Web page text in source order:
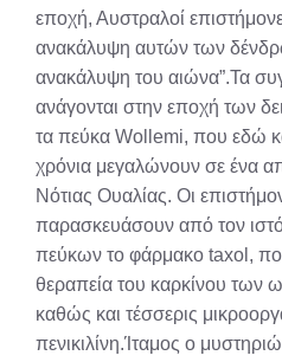
εποχή, Αυστραλοί
ανακάλυψη αυτών των
ανακάλυψη του αιώνα”.Τα
ανάγονται στην εποχή των
τα πεύκα Wollemi, που εδώ
χρόνια μεγαλώνουν σε ένα
Νότιας Ουαλίας. Οι
παρασκευάσουν από τον
πεύκων το φάρμακο taxol, που
θεραπεία του καρκίνου των
καθώς και τέσσερις
πενικιλίνη.Ίταμος ο